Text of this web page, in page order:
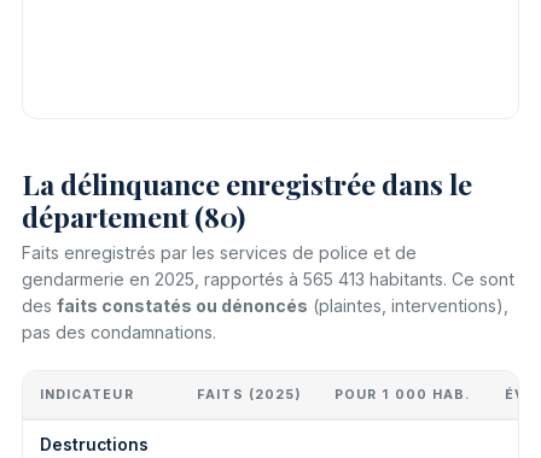
La délinquance enregistrée dans le
département (80)
Faits enregistrés par les services de police et de
gendarmerie en 2025, rapportés à 565 413 habitants. Ce sont
des faits constatés ou dénoncés (plaintes, interventions),
pas des condamnations.
INDICATEUR FAITS (2025) POUR 1 000 HAB.
Destructions